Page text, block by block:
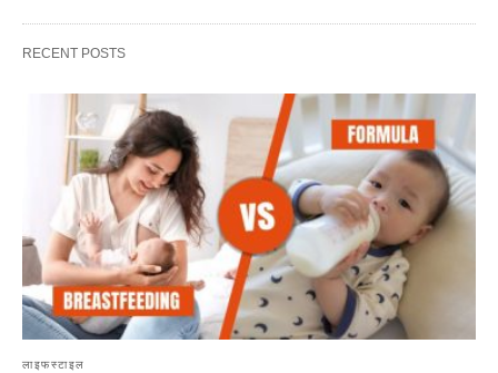
RECENT POSTS
लाइफस्टाइल